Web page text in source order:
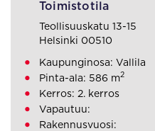
Toimistotila
Teollisuuskatu 13-15
Helsinki 00510
Kaupunginosa: Vallila
Pinta-ala: 586 m2
Kerros: 2. kerros
Vapautuu:
Rakennusvuosi: